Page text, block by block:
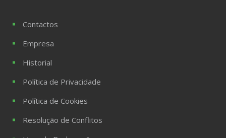
Contactos
Empresa
Historial
Política de Privacidade
Política de Cookies
Resolução de Conflitos